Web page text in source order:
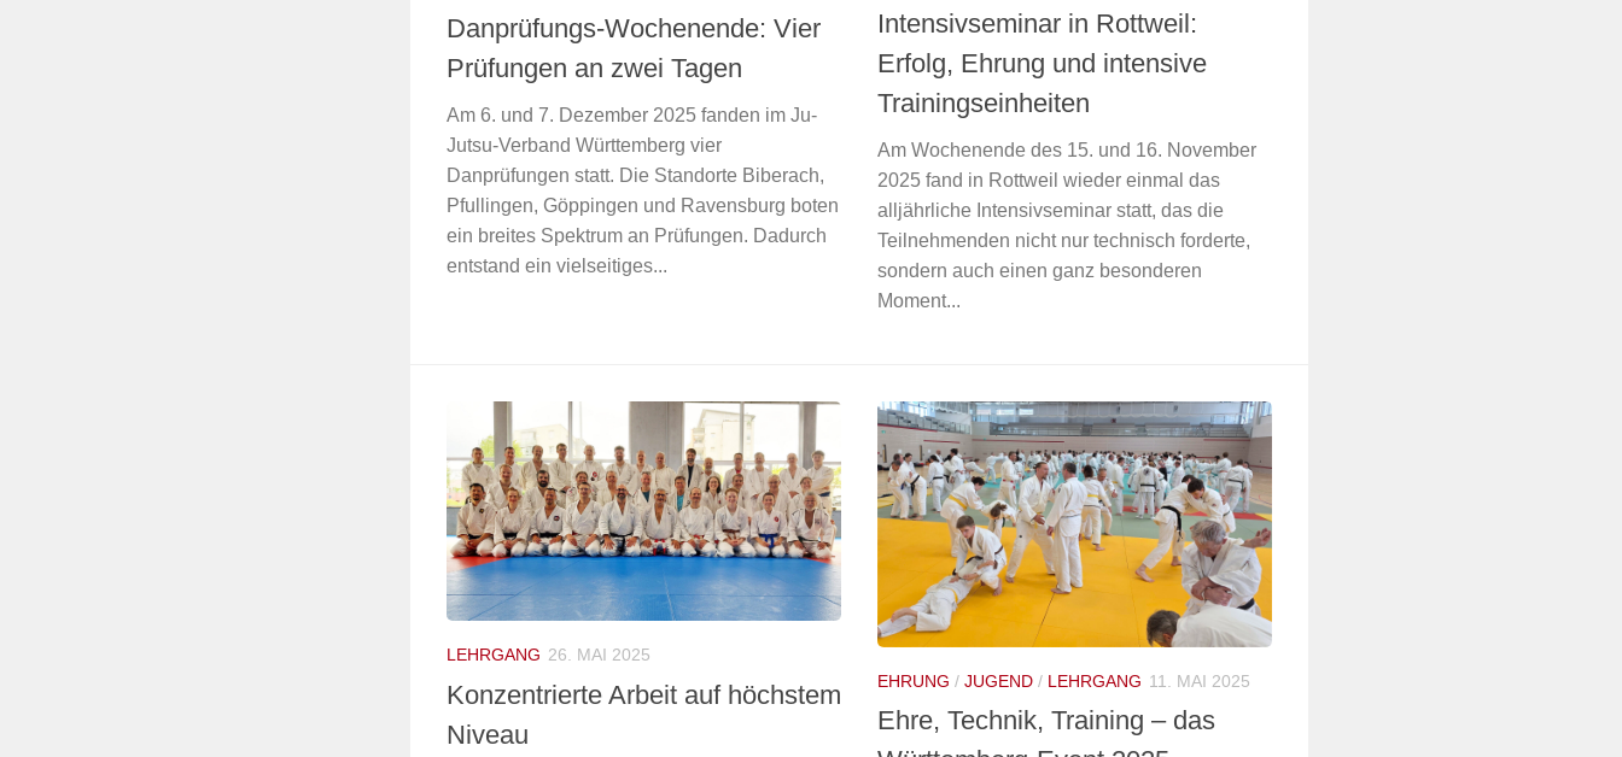
Danprüfungs-Wochenende: Vier
Prüfungen an zwei Tagen
Am 6. und 7. Dezember 2025 fanden im Ju-
Jutsu-Verband Württemberg vier
Danprüfungen statt. Die Standorte Biberach,
Pfullingen, Göppingen und Ravensburg boten
ein breites Spektrum an Prüfungen. Dadurch
entstand ein vielseitiges...
Intensivseminar in Rottweil:
Erfolg, Ehrung und intensive
Trainingseinheiten
Am Wochenende des 15. und 16. November
2025 fand in Rottweil wieder einmal das
alljährliche Intensivseminar statt, das die
Teilnehmenden nicht nur technisch forderte,
sondern auch einen ganz besonderen
Moment...
LEHRGANG 26. MAI 2025
Konzentrierte Arbeit auf höchstem
Niveau
EHRUNG / JUGEND / LEHRGANG 11. MAI 2025
Ehre, Technik, Training – das